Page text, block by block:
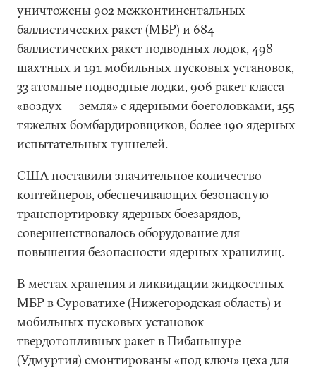
уничтожены 902 межконтинентальных
баллистических ракет (МБР) и 684
баллистических ракет подводных лодок, 498
шахтных и 191 мобильных пусковых установок,
33 атомные подводные лодки, 906 ракет класса
«воздух — земля» с ядерными боеголовками, 155
тяжелых бомбардировщиков, более 190 ядерных
испытательных туннелей.
США поставили значительное количество
контейнеров, обеспечивающих безопасную
транспортировку ядерных боезарядов,
совершенствовалось оборудование для
повышения безопасности ядерных хранилищ.
В местах хранения и ликвидации жидкостных
МБР в Суроватихе (Нижегородская область) и
мобильных пусковых установок
твердотопливных ракет в Пибаньшуре
(Удмуртия) смонтированы «под ключ» цеха для